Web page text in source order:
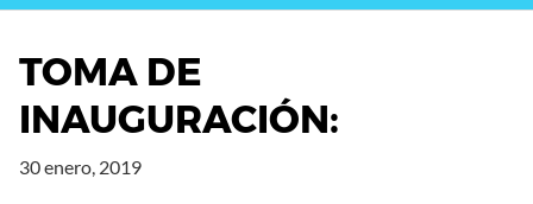
TOMA DE
INAUGURACIÓN:
30 enero, 2019